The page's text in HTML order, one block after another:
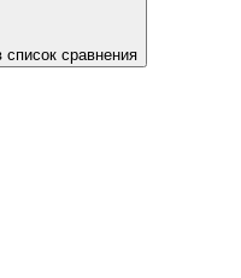
список сравнения